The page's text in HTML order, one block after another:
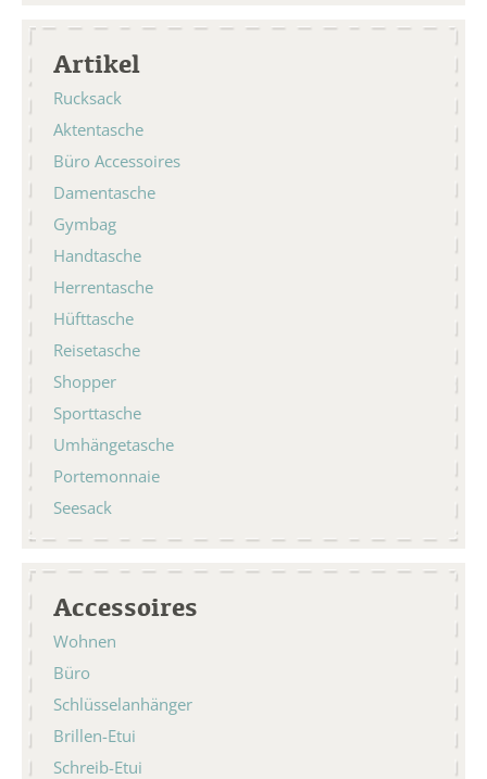
Artikel
Rucksack
Aktentasche
Büro Accessoires
Damentasche
Gymbag
Handtasche
Herrentasche
Hüfttasche
Reisetasche
Shopper
Sporttasche
Umhängetasche
Portemonnaie
Seesack
Accessoires
Wohnen
Büro
Schlüsselanhänger
Brillen-Etui
Schreib-Etui